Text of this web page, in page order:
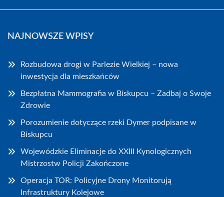
NAJNOWSZE WPISY
Rozbudowa drogi w Parlezie Wielkiej – nowa
inwestycja dla mieszkańców
Bezpłatna Mammografia w Biskupcu – Zadbaj o Swoje
Zdrowie
Porozumienie dotyczące rzeki Dymer podpisane w
Biskupcu
Wojewódzkie Eliminacje do XXIII Kynologicznych
Mistrzostw Policji Zakończone
Operacja TOR: Policyjne Drony Monitorują
Infrastruktury Kolejowe